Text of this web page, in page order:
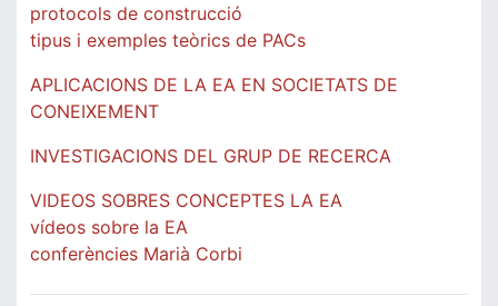
protocols de construcció
tipus i exemples teòrics de PACs
APLICACIONS DE LA EA EN SOCIETATS DE
CONEIXEMENT
INVESTIGACIONS DEL GRUP DE RECERCA
VIDEOS SOBRES CONCEPTES LA EA
vídeos sobre la EA
conferències Marià Corbi